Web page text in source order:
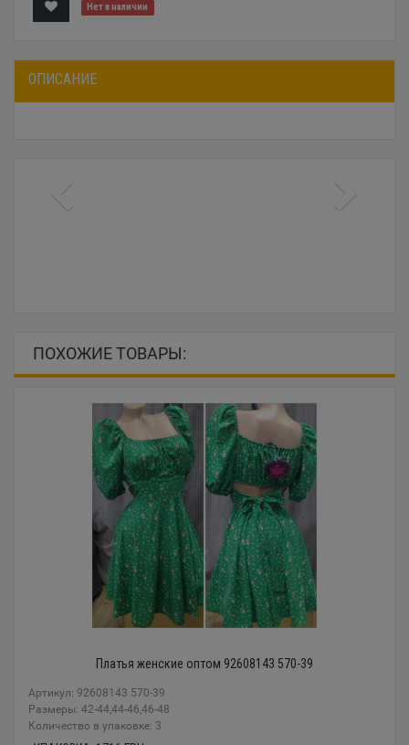
Нет в наличии
ОПИСАНИЕ
ПОХОЖИЕ ТОВАРЫ:
Платья женские оптом 92608143 570-39
Артикул: 92608143 570-39
Размеры: 42-44,44-46,46-48
Количество в упаковке: 3